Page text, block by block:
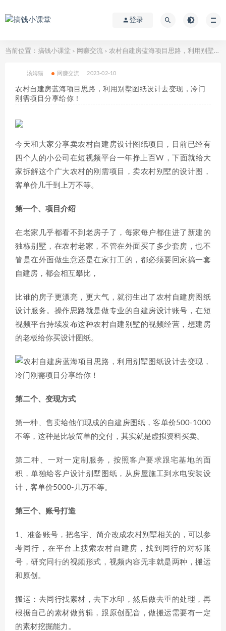
登录
当前位置： 搞钱小课堂 > 网赚交流 > 农村自建房蓝海项目思路，利用别墅图纸设计去变现，冷门刚需项目分享给你！
汤姆猫 网赚交流 2023-02-10
农村自建房蓝海项目思路，利用别墅图纸设计去变现，冷门
刚需项目分享给你！
今天和大家分享卖农村自建房设计图纸项目，目前已经有
四个人的小公司在短视频平台一年挣上百W，下面就给大
家拆解这个广大农村的刚需项目，卖农村别墅的设计图，
客单价几千到上万不等。
第一个、项目介绍
在老家几乎都看不到老房子了，每家每户都住进了新建的
独栋别墅，在农村老家，不管在外面买了多少套房，也不
管是在外面做生意还是在家打工的，都必须要回家搞一套
自建房，都会相互攀比，
比谁的房子更漂亮，更大气，就衍生出了农村自建房图纸
设计服务。操作思路就是做专业的自建房设计账号，在短
视频平台持续发布这种农村自建别墅的视频经营，想建房
的老板给你买设计图纸。
第二个、变现方式
第一种、售卖给他们现成的自建房图纸，客单价500-1000
不等，这种是比较简单的交付，其实就是虚拟资料买卖。
第二种、一对一定制服务，按照客户要求跟宅基地的面
积，单独给客户设计别墅图纸，从房屋施工到水电安装设
计，客单价5000-几万不等。
第三个、账号打造
1、准备账号，把名字、简介改成农村别墅相关的，可以参
考同行，在平台上搜索农村自建房，找到同行的对标账
号，研究同行的视频形式，视频内容无非就是两种，搬运
和原创。
搬运：去同行找素材，去下水印，然后做去重的处理，再
根据自己的素材做剪辑，跟原创配音，做搬运需要有一定
的素材挖掘能力。